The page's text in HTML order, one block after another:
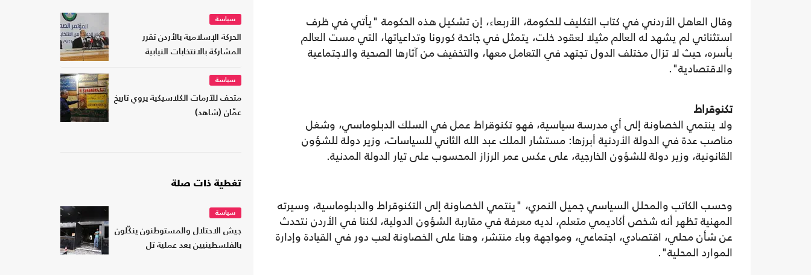
وقال العاهل الأردني في كتاب التكليف للحكومة، الأربعاء، إن تشكيل هذه الحكومة "يأتي في ظرف
استثنائي لم يشهد له العالم مثيلا لعقود خلت، يتمثل في جائحة كورونا وتداعياتها، التي مست العالم
بأسره، حيث لا تزال مختلف الدول تجتهد في التعامل معها، والتخفيف من آثارها الصحية والاجتماعية
والاقتصادية".
تكنوقراط
ولا ينتمي الخصاونة إلى أي مدرسة سياسية، فهو تكنوقراط عمل في السلك الدبلوماسي، وشغل
مناصب عدة في الدولة الأردنية أبرزها: مستشار الملك عبد الله الثاني للسياسات، وزير دولة للشؤون
القانونية، وزير دولة للشؤون الخارجية، على عكس عمر الرزاز المحسوب على تيار الدولة المدنية.
وحسب الكاتب والمحلل السياسي جميل النمري، "ينتمي الخصاونة إلى التكنوقراط والدبلوماسية، وسيرته
المهنية تظهر أنه شخص أكاديمي متعلم، لديه معرفة في مقاربة الشؤون الدولية، لكننا في الأردن نتحدث
عن شأن محلي، اقتصادي، اجتماعي، ومواجهة وباء منتشر، وهنا على الخصاونة لعب دور في القيادة وإدارة
الموارد المحلية".
سياسة
الحركة الإسلامية بالأردن تقرر
المشاركة بالانتخابات النيابية
سياسة
متحف للآرمات الكلاسيكية يروي تاريخ
عمّان (شاهد)
تغطية ذات صلة
سياسة
جيش الاحتلال والمستوطنون ينكّلون
بالفلسطينيين بعد عملية تل